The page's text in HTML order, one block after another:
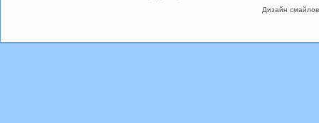
Дизайн